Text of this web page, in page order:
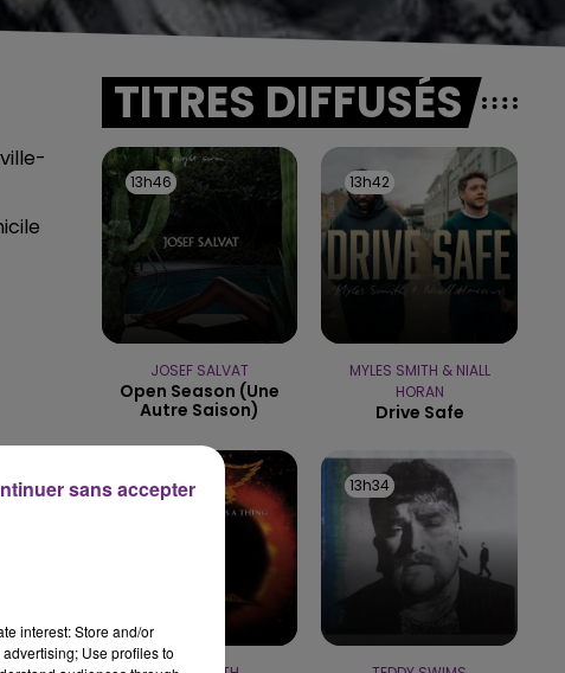
15h00 - 19h00
LE CLUB CHAMPAGNE FM
TITRES DIFFUSÉS
13h46
13h46
JOSEF SALVAT
Open Season (une
Autre Saison)
13h42
13h42
MYLES SMITH & NIALL
HORAN
Drive Safe
13h38
13h38 13h34
13h34
interest: Store and/or
Use profiles to
sans accepter